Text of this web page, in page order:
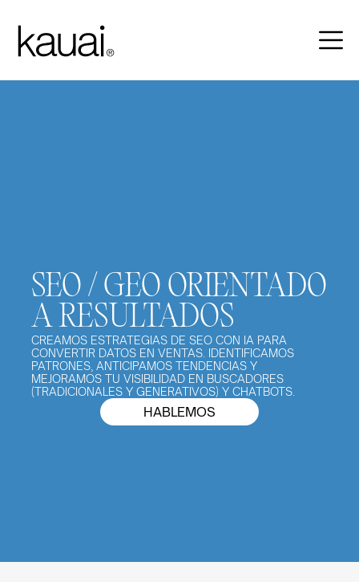
SEO / GEO ORIENTADO
A RESULTADOS
CREAMOS ESTRATEGIAS DE SEO CON IA PARA
CONVERTIR DATOS EN VENTAS. IDENTIFICAMOS
PATRONES, ANTICIPAMOS TENDENCIAS Y
MEJORAMOS TU VISIBILIDAD EN BUSCADORES
(TRADICIONALES Y GENERATIVOS) Y CHATBOTS.
HABLEMOS